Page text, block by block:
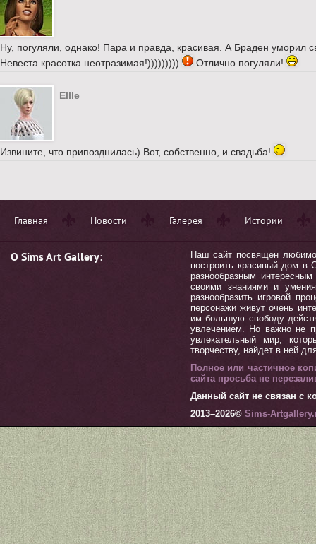
Ну, погуляли, однако! Пара и правда, красивая. А Браден уморил
Невеста красотка неотразимая!)))))))))
Отлично погуляли!
Ellle
Извините, что припозднилась) Вот, собственно, и свадьба!
Главная Новости Галерея Истории
О Sims Art Gallery:
Наш сайт посвящен
построить красивый дом в
разнообразным
своими знаниями и
разнообразить игровой
персонажи живут очень
им большую свободу
увлечением. Но важно не
увлекательный мир,
творчеству, найдет в ней
Полное или частичное
сайта просьба не
Данный сайт не связан с
2013–2026© Sims-